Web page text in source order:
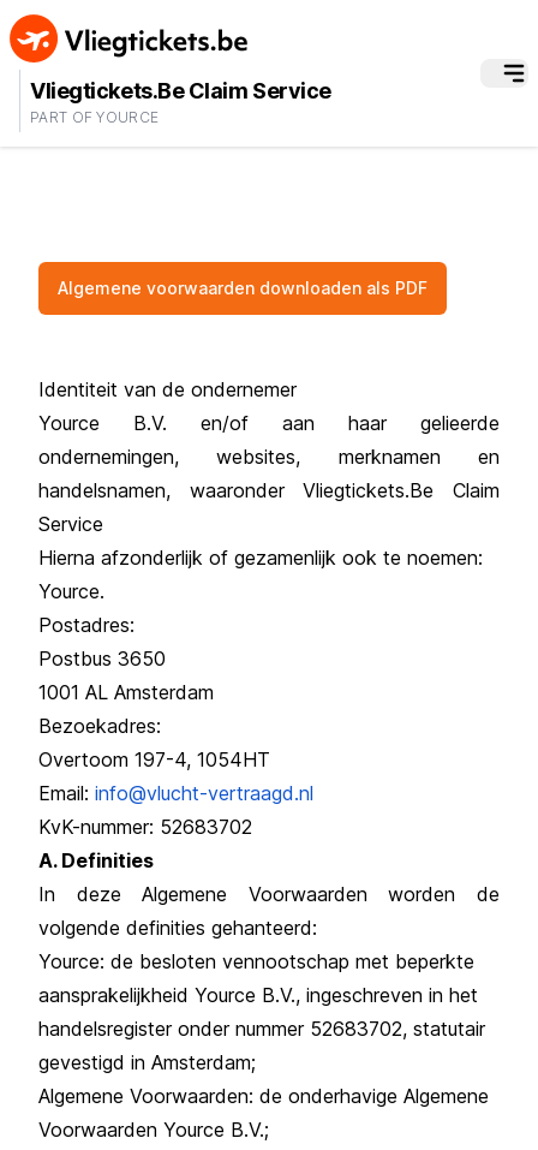
Vliegtickets.Be Claim Service
PART OF YOURCE
Algemene voorwaarden downloaden als PDF
Identiteit van de ondernemer
Yource B.V. en/of aan haar gelieerde
ondernemingen, websites, merknamen en
handelsnamen, waaronder Vliegtickets.Be Claim
Service
Hierna afzonderlijk of gezamenlijk ook te noemen:
Yource.
Postadres:
Postbus 3650
1001 AL Amsterdam
Bezoekadres:
Overtoom 197-4, 1054HT
Email: info@vlucht-vertraagd.nl
KvK-nummer: 52683702
A. Definities
In deze Algemene Voorwaarden worden de
volgende definities gehanteerd:
Yource: de besloten vennootschap met beperkte
aansprakelijkheid Yource B.V., ingeschreven in het
handelsregister onder nummer 52683702, statutair
gevestigd in Amsterdam;
Algemene Voorwaarden: de onderhavige Algemene
Voorwaarden Yource B.V.;